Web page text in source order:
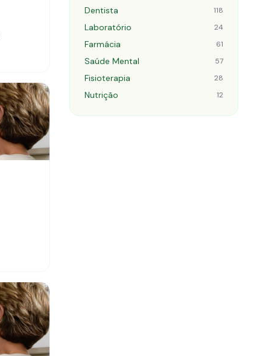
Dentista 118
Laboratório 24
Farmácia 61
Saúde Mental 57
Fisioterapia 28
Nutrição 12